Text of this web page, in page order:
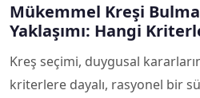
Mükemmel Kreşi
Yaklaşımı: Hangi
Kreş seçimi, duygusal
kriterlere dayalı, rasyonel bir